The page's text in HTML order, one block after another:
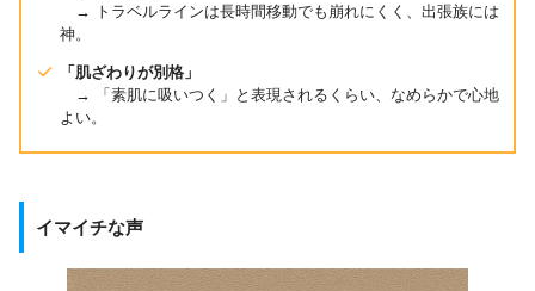
→ トラベルラインは長時間移動でも崩れにくく、出張族には
神。
「肌ざわりが別格」
→ 「素肌に吸いつく」と表現されるくらい、なめらかで心地
よい。
イマイチな声